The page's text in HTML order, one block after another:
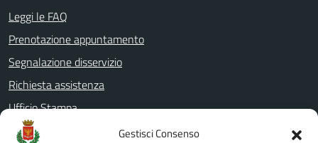
Gestisci Consenso
Leggi le FAQ
Prenotazione appuntamento
Segnalazione disservizio
Richiesta assistenza
Ufficio Stampa
Amministrazione Trasparente